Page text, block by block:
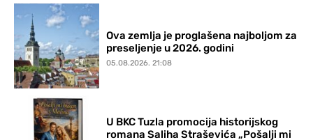
Ova zemlja je proglašena najboljom za
preseljenje u 2026. godini
05.08.2026. 21:08
U BKC Tuzla promocija historijskog
romana Saliha Straševića „Pošalji mi